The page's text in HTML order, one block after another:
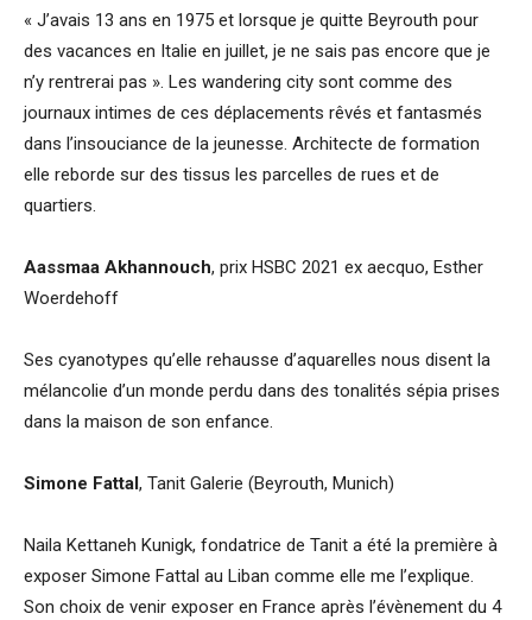
« J’avais 13 ans en 1975 et lorsque je quitte Beyrouth pour
des vacances en Italie en juillet, je ne sais pas encore que je
n’y rentrerai pas ». Les wandering city sont comme des
journaux intimes de ces déplacements rêvés et fantasmés
dans l’insouciance de la jeunesse. Architecte de formation
elle reborde sur des tissus les parcelles de rues et de
quartiers.
Aassmaa Akhannouch, prix HSBC 2021 ex aecquo, Esther
Woerdehoff
Ses cyanotypes qu’elle rehausse d’aquarelles nous disent la
mélancolie d’un monde perdu dans des tonalités sépia prises
dans la maison de son enfance.
Simone Fattal , Tanit Galerie (Beyrouth, Munich)
Naila Kettaneh Kunigk, fondatrice de Tanit a été la première à
exposer Simone Fattal au Liban comme elle me l’explique.
Son choix de venir exposer en France après l’évènement du 4